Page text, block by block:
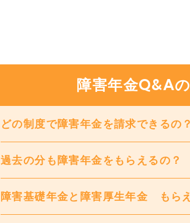
障害年金Q&A
どの制度で障害年金を請求できるの？
過去の分も障害年金をもらえるの？
障害基礎年金と障害厚生年金 もら